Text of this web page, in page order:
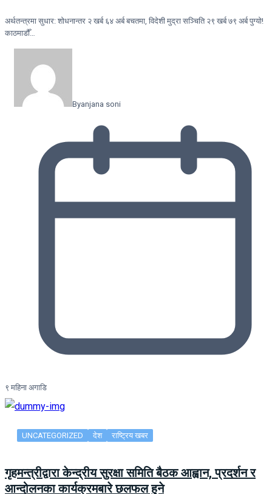
अर्थतन्त्रमा सुधार: शोधनान्तर २ खर्ब ६४ अर्ब बचतमा, विदेशी मुद्रा सञ्चिति २९ खर्ब ७९ अर्ब पुग्यो!
काठमाडौँ…
Byanjana soni
९ महिना अगाडि
UNCATEGORIZED देश राष्ट्रिय खबर
गृहमन्त्रीद्वारा केन्द्रीय सुरक्षा समिति बैठक आह्वान, प्रदर्शन र
आन्दोलनका कार्यक्रमबारे छलफल हुने